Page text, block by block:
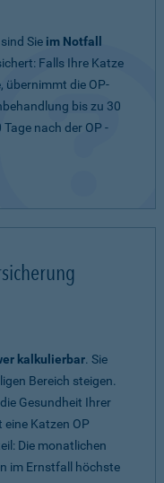
Sie im Notfall
Falls Ihre Katze
übernimmt die OP-
bis zu 30
nach der OP -
kalkulierbar. Sie
Bereich steigen.
Gesundheit Ihrer
Katzen OP
Die monatlichen
im Ernstfall höchste